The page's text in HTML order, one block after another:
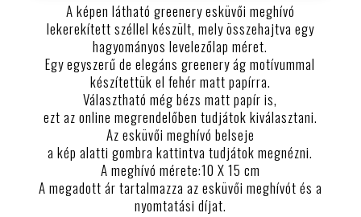
A képen látható greenery esküvői meghívó
lekerekített széllel készült, mely összehajtva egy
hagyományos levelezőlap méret.
Egy egyszerű de elegáns greenery ág motívummal
készítettük el fehér matt papírra.
Választható még bézs matt papír is,
ezt az online megrendelőben tudjátok kiválasztani.
Az esküvői meghívó belseje
a kép alatti gombra kattintva tudjátok megnézni.
A meghívó mérete:10 X 15 cm
A megadott ár tartalmazza az esküvői meghívót és a
nyomtatási díjat.